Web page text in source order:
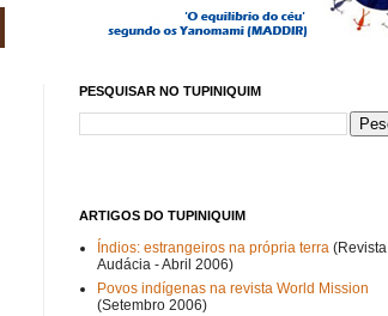
PESQUISAR NO TUPINIQUIM
ARTIGOS DO TUPINIQUIM
Índios: estrangeiros na própria terra (Revista
Audácia - Abril 2006)
Povos indígenas na revista World Mission
(Setembro 2006)